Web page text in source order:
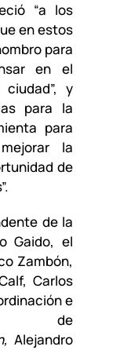
“a los
en estos
para
en el
y
para la
para
la
de
de la
Gaido, el
Zambón,
Carlos
e
de
Alejandro